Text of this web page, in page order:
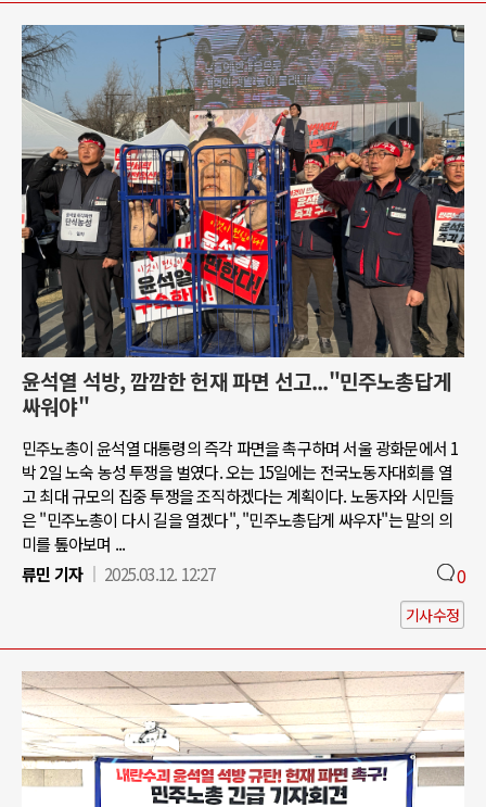
윤석열 석방, 깜깜한 헌재 파면 선고..."민주노총답게
싸워야"
민주노총이 윤석열 대통령의 즉각 파면을 촉구하며 서울 광화문에서 1
박 2일 노숙 농성 투쟁을 벌였다. 오는 15일에는 전국노동자대회를 열
고 최대 규모의 집중 투쟁을 조직하겠다는 계획이다. 노동자와 시민들
은 "민주노총이 다시 길을 열겠다", "민주노총답게 싸우자"는 말의 의
미를 톺아보며 ...
류민 기자
2025.03.12. 12:27 0
기사수정